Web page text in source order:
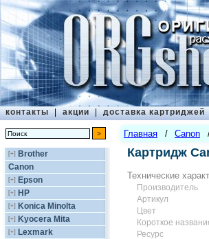
контакты | акции | доставка картриджей
[+] Brother
Canon
[+] Epson
[+] HP
[+] Konica Minolta
[+] Kyocera Mita
[+] Lexmark
Главная / Canon
Картридж
Технические
Производитель
Артикул
Цвет
Короткое
Ресурс